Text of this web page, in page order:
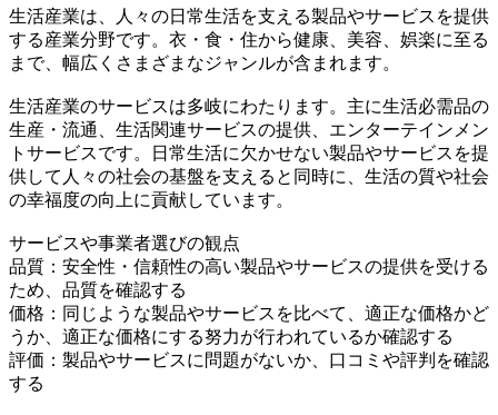
生活産業は、人々の日常生活を支える製品やサービスを提供
する産業分野です。衣・食・住から健康、美容、娯楽に至る
まで、幅広くさまざまなジャンルが含まれます。
生活産業のサービスは多岐にわたります。主に生活必需品の
生産・流通、生活関連サービスの提供、エンターテインメン
トサービスです。日常生活に欠かせない製品やサービスを提
供して人々の社会の基盤を支えると同時に、生活の質や社会
の幸福度の向上に貢献しています。
サービスや事業者選びの観点
品質：安全性・信頼性の高い製品やサービスの提供を受ける
ため、品質を確認する
価格：同じような製品やサービスを比べて、適正な価格かど
うか、適正な価格にする努力が行われているか確認する
評価：製品やサービスに問題がないか、口コミや評判を確認
する